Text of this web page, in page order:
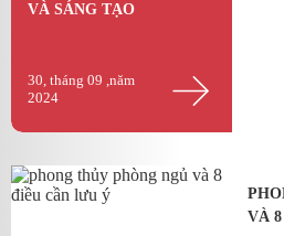
VÀ SÁNG TẠO
30, tháng 09 ,năm
2024
VÀ